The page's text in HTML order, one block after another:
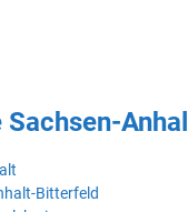
Sachsen-
Bitterfeld